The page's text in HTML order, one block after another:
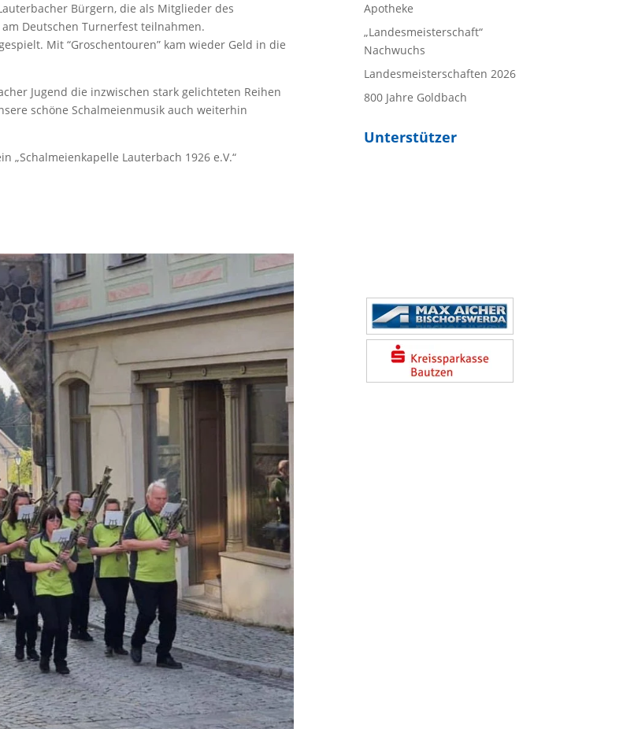
Bürgern, die als Mitglieder des
Deutschen Turnerfest teilnahmen.
Mit “Groschentouren” kam wieder Geld in die
Jugend die inzwischen stark gelichteten Reihen
schöne Schalmeienmusik auch weiterhin
Lauterbach 1926 e.V.“
Apotheke
„Landesmeisterschaft“
Nachwuchs
Landesmeisterschaften 2026
800 Jahre Goldbach
Unterstützer